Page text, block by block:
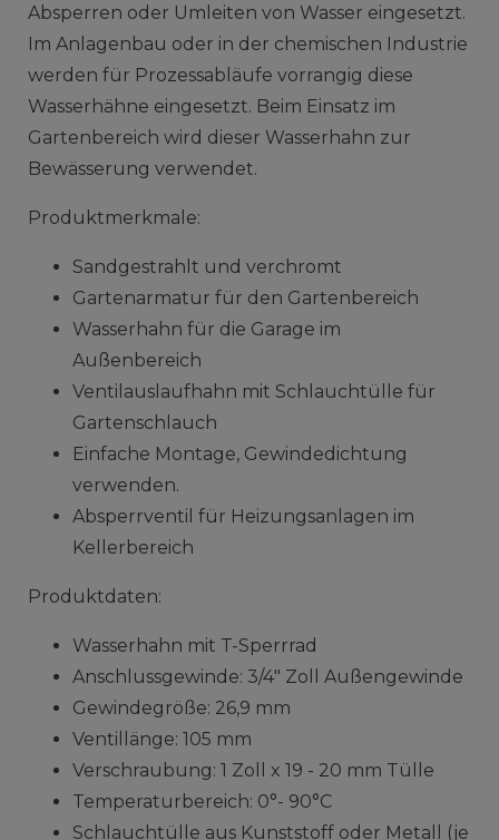
Absperren oder Umleiten von Wasser eingesetzt.
Im Anlagenbau oder in der chemischen Industrie
werden für Prozessabläufe vorrangig diese
Wasserhähne eingesetzt. Beim Einsatz im
Gartenbereich wird dieser Wasserhahn zur
Bewässerung verwendet.
Produktmerkmale:
Sandgestrahlt und verchromt
Gartenarmatur für den Gartenbereich
Wasserhahn für die Garage im
Außenbereich
Ventilauslaufhahn mit Schlauchtülle für
Gartenschlauch
Einfache Montage, Gewindedichtung
verwenden.
Absperrventil für Heizungsanlagen im
Kellerbereich
Produktdaten:
Wasserhahn mit T-Sperrrad
Anschlussgewinde: 3/4" Zoll Außengewinde
Gewindegröße: 26,9 mm
Ventillänge: 105 mm
Verschraubung: 1 Zoll x 19 - 20 mm Tülle
Temperaturbereich: 0°- 90°C
Schlauchtülle aus Kunststoff oder Metall (je